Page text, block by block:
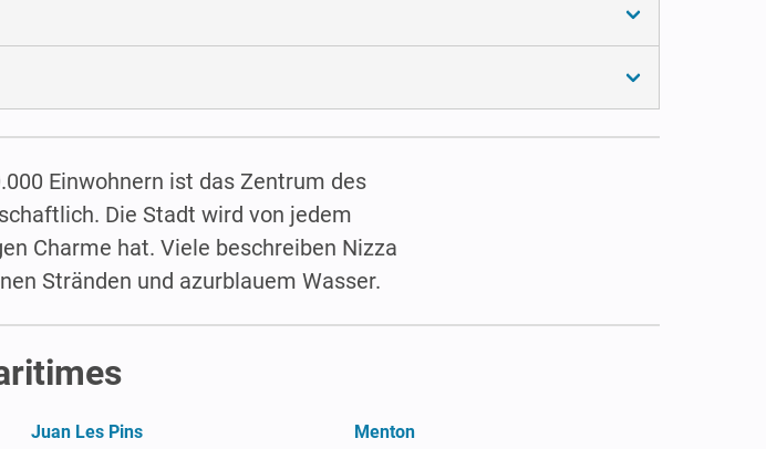
Einwohnern ist das Zentrum des
Die Stadt wird von jedem
Charme hat. Viele beschreiben Nizza
Stränden und azurblauem Wasser.
Juan Les Pins Menton